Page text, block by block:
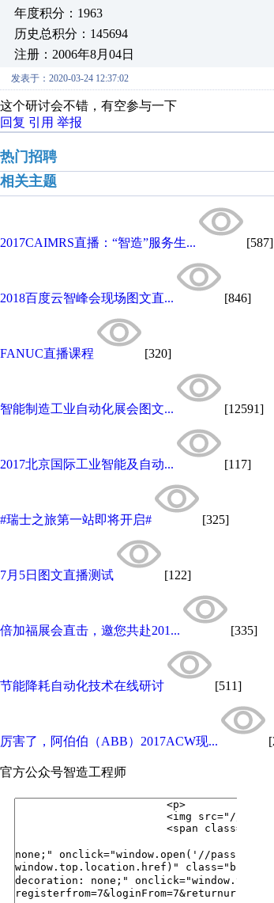
年度积分：1963
历史总积分：145694
注册：2006年8月04日
发表于：2020-03-24 12:37:02
这个研讨会不错，有空参与一下
回复 引用 举报
热门招聘
相关主题
2017CAIMRS直播：“智造”服务生... [587]
2018百度云智峰会现场图文直... [846]
FANUC直播课程 [320]
智能制造工业自动化展会图文... [12591]
2017北京国际工业智能及自动... [117]
#瑞士之旅第一站即将开启# [325]
7月5日图文直播测试 [122]
倍加福展会直击，邀您共赴201... [335]
节能降耗自动化技术在线研讨 [511]
厉害了，阿伯伯（ABB）2017ACW现...
官方公众号智造工程师